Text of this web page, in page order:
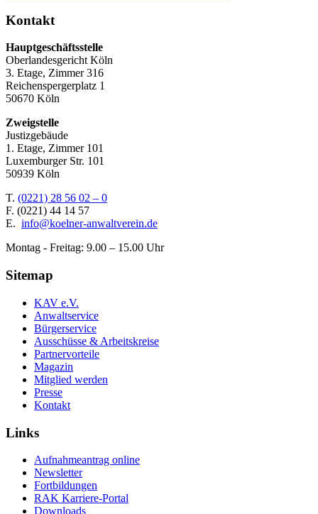
Kontakt
Hauptgeschäftsstelle
Oberlandesgericht Köln
3. Etage, Zimmer 316
Reichenspergerplatz 1
50670 Köln
Zweigstelle
Justizgebäude
1. Etage, Zimmer 101
Luxemburger Str. 101
50939 Köln
T. (0221) 28 56 02 – 0
F. (0221) 44 14 57
E. info@koelner-anwaltverein.de
Montag - Freitag: 9.00 – 15.00 Uhr
Sitemap
KAV e.V.
Anwaltservice
Bürgerservice
Ausschüsse & Arbeitskreise
Partnervorteile
Magazin
Mitglied werden
Presse
Kontakt
Links
Aufnahmeantrag online
Newsletter
Fortbildungen
RAK Karriere-Portal
Downloads